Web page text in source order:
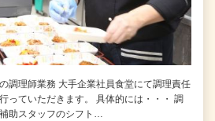
調理師業務 大手企業社員食堂にて調理責任
っていただきます。 具体的には・・・ 調
助スタッフのシフト…